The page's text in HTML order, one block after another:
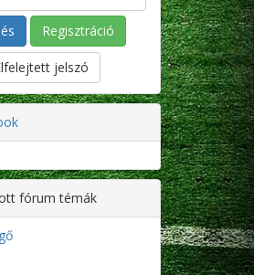
Regisztráció
jelszó
fórum témák